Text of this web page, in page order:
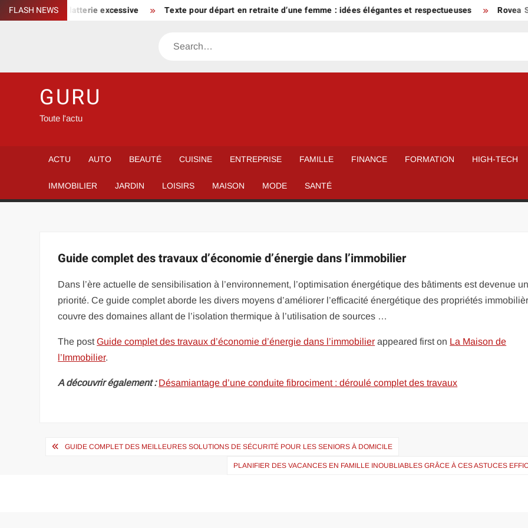
Skip
to
FLASH NEWSsans flatterie excessive Texte pour départ en retraite d’une femme : idées élégantes et respectueuses Rovea
Search
GURU
Toute l'actu
ACTU AUTO BEAUTÉ CUISINE ENTREPRISE FAMILLE FINANCE FORMATION HIGH-TECH
IMMOBILIER JARDIN LOISIRS MAISON MODE SANTÉ
Guide complet des travaux d’économie d’énergie dans l’immobilier
Dans l’ère actuelle de sensibilisation à l’environnement, l’optimisation énergétique des bâtiments est devenue
priorité. Ce guide complet aborde les divers moyens d’améliorer l’efficacité énergétique des propriétés
couvre des domaines allant de l’isolation thermique à l’utilisation de sources …
The postGuide complet des travaux d’économie d’énergie dans l’immobilier appeared first on La Maison de
l’Immobilier.
A découvrir également : Désamiantage d’une conduite fibrociment : déroulé complet des travaux
Navigation
GUIDE COMPLET DES MEILLEURES SOLUTIONS DE SÉCURITÉ POUR LES SENIORS À DOMICILE
PLANIFIER DES VACANCES EN FAMILLE INOUBLIABLES GRÂCE À CES ASTUCES